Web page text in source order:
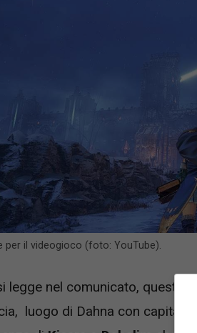
per il videogioco (foto: YouTube).
legge nel comunicato, questo
luogo di Dahna con